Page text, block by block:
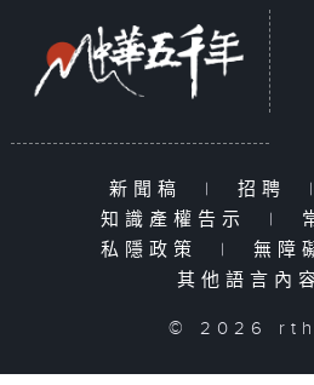
新聞稿 | 招聘 |
知識產權告示
|
私隱政策
| 無障
其他語言內
© 2026